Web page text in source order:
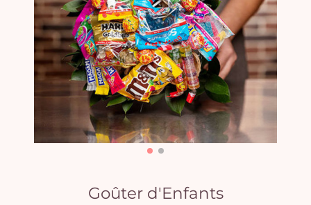
Goûter d'Enfants